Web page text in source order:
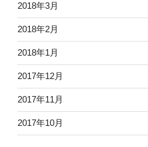
2018年3月
2018年2月
2018年1月
2017年12月
2017年11月
2017年10月